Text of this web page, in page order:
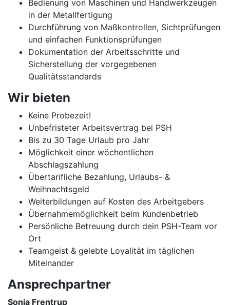
Bedienung von Maschinen und Handwerkzeugen
in der Metallfertigung
Durchführung von Maßkontrollen, Sichtprüfungen
und einfachen Funktionsprüfungen
Dokumentation der Arbeitsschritte und
Sicherstellung der vorgegebenen
Qualitätsstandards
Wir bieten
Keine Probezeit!
Unbefristeter Arbeitsvertrag bei PSH
Bis zu 30 Tage Urlaub pro Jahr
Möglichkeit einer wöchentlichen
Abschlagszahlung
Übertarifliche Bezahlung, Urlaubs- &
Weihnachtsgeld
Weiterbildungen auf Kosten des Arbeitgebers
Übernahmemöglichkeit beim Kundenbetrieb
Persönliche Betreuung durch dein PSH-Team vor
Ort
Teamgeist & gelebte Loyalität im täglichen
Miteinander
Ansprechpartner
Sonja Frentrup